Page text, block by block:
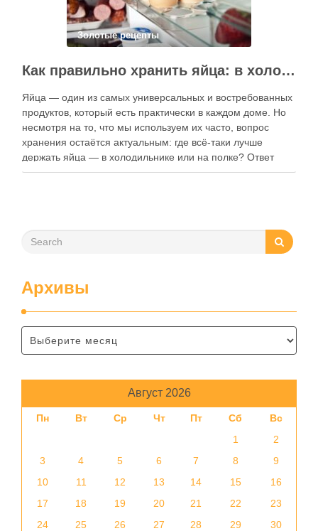
Золотые рецепты
Как правильно хранить яйца: в холодильнике или на полке?
Яйца — один из самых универсальных и востребованных
продуктов, который есть практически в каждом доме. Но
несмотря на то, что мы используем их часто, вопрос
хранения остаётся актуальным: где всё-таки лучше
держать яйца — в холодильнике или на полке? Ответ
зависит от нескольких факторов, включая температуру
Архивы
Август 2026
Пн Вт Ср Чт Пт Сб
Вс
1
2
3
4 5 6 7 8
9
10
11 12 13 14 15
16
17
18 19 20 21 22
23
24
25 26 27 28 29
30